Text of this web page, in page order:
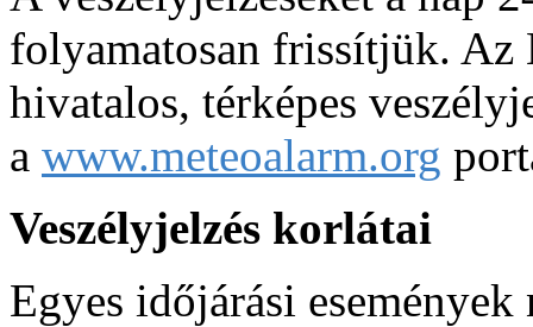
folyamatosan frissítjük. Az
hivatalos, térképes
a www.meteoalarm.org
Veszélyjelzés korlátai
Egyes időjárási